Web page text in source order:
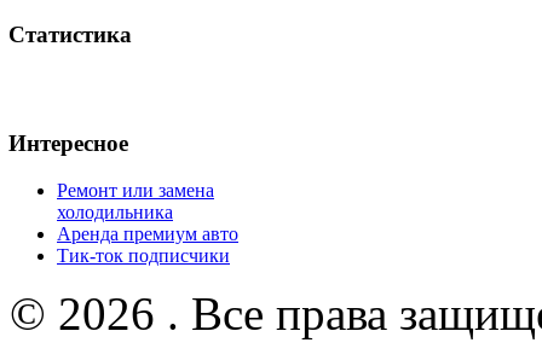
Статистика
Интересное
Ремонт или замена
холодильника
Аренда премиум авто
Тик-ток подписчики
© 2026 . Все права